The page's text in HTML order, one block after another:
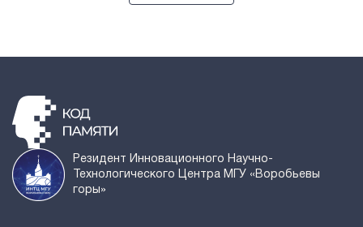
Резидент Инновационного Научно-
Технологического Центра МГУ «Воробьевы
горы»